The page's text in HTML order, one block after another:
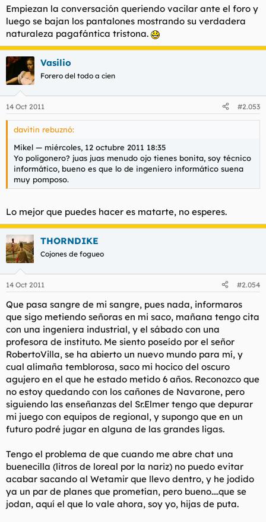
Empiezan la conversación queriendo vacilar ante el foro y
luego se bajan los pantalones mostrando su verdadera
naturaleza pagafántica tristona.
Vasilio
Forero del todo a cien
14 Oct 2011 #2.053
davitin rebuznó:
Mikel — miércoles, 12 octubre 2011 18:35
Yo poligonero? juas juas menudo ojo tienes bonita, soy técnico
informático, bueno es que lo de ingeniero informático suena
muy pomposo.
Lo mejor que puedes hacer es matarte, no esperes.
THORNDIKE
Cojones de fogueo
14 Oct 2011 #2.054
Que pasa sangre de mi sangre, pues nada, informaros
que sigo metiendo señoras en mi saco, mañana tengo cita
con una ingeniera industrial, y el sábado con una
profesora de instituto. Me siento poseído por el señor
RobertoVilla, se ha abierto un nuevo mundo para mí, y
cual alimaña temblorosa, saco mi hocico del oscuro
agujero en el que he estado metido 6 años. Reconozco que
no estoy quedando con los cañones de Navarone, pero
siguiendo las enseñanzas del Sr.Elmer tengo que depurar
mi juego con equipos de regional, y supongo que en un
futuro podré jugar en alguna de las grandes ligas.
Tengo el problema de que cuando me abre chat una
buenecilla (litros de loreal por la nariz) no puedo evitar
acabar sacando al Wetamir que llevo dentro, y he jodido
ya un par de planes que prometían, pero bueno....que se
jodan, aquí el que lo vale ahora, soy yo, hijas de puta.